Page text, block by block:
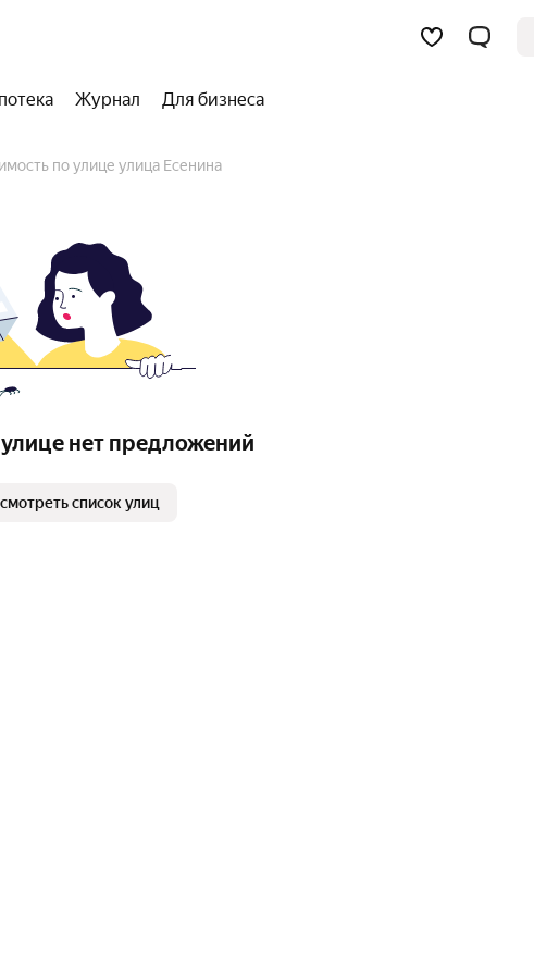
Журнал Для бизнеса
по улице улица Есенина
нет предложений
список улиц